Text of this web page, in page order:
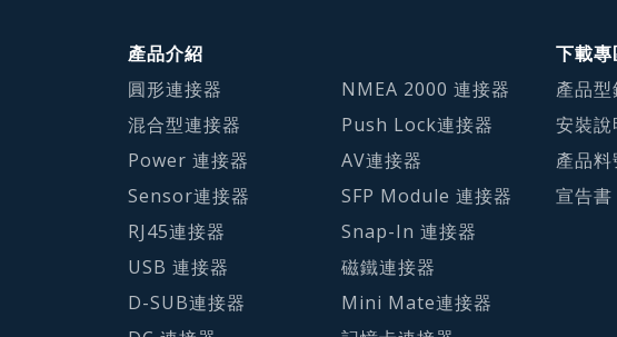
產品介紹
圓形連接器
混合型連接器
Power 連接器
Sensor連接器
RJ45連接器
USB 連接器
D-SUB連接器
NMEA 2000 連接器
Push Lock連接器
AV連接器
SFP Module 連接器
Snap-In 連接器
磁鐵連接器
Mini Mate連接器
下載專
產品型
安裝說
產品料
宣告書